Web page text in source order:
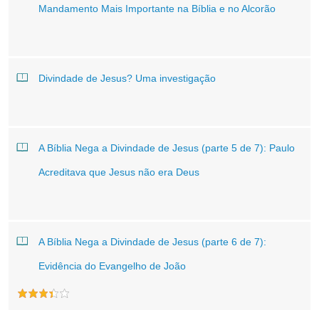
Mandamento Mais Importante na Bíblia e no Alcorão
Divindade de Jesus? Uma investigação
A Bíblia Nega a Divindade de Jesus (parte 5 de 7): Paulo
Acreditava que Jesus não era Deus
A Bíblia Nega a Divindade de Jesus (parte 6 de 7):
Evidência do Evangelho de João